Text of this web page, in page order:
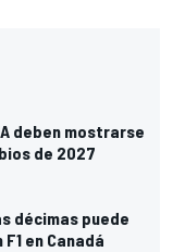
deben mostrarse
de 2027
décimas puede
en Canadá